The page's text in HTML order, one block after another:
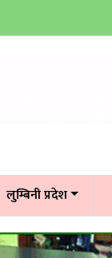
लुम्बिनी प्रदेश